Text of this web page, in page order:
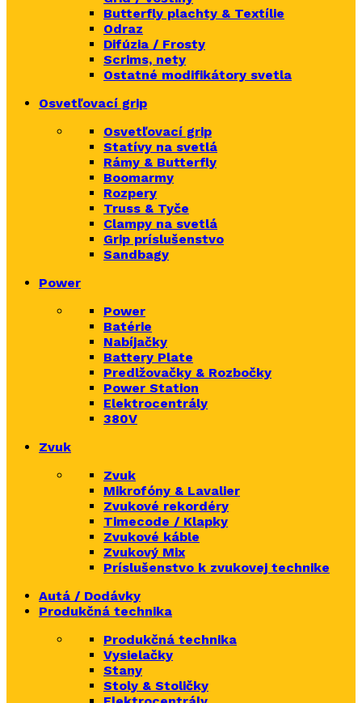
Butterfly plachty & Textílie
Odraz
Difúzia / Frosty
Scrims, nety
Ostatné modifikátory svetla
Osvetľovací grip
Osvetľovací grip
Statívy na svetlá
Rámy & Butterfly
Boomarmy
Rozpery
Truss & Tyče
Clampy na svetlá
Grip príslušenstvo
Sandbagy
Power
Power
Batérie
Nabíjačky
Battery Plate
Predlžovačky & Rozbočky
Power Station
Elektrocentrály
380V
Zvuk
Zvuk
Mikrofóny & Lavalier
Zvukové rekordéry
Timecode / Klapky
Zvukové káble
Zvukový Mix
Príslušenstvo k zvukovej technike
Autá / Dodávky
Produkčná technika
Produkčná technika
Vysielačky
Stany
Stoly & Stoličky